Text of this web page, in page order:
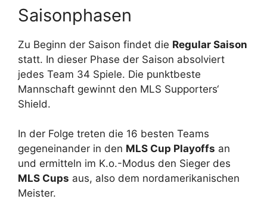
Saisonphasen
Zu Beginn der Saison findet die Regular Saison
statt. In dieser Phase der Saison absolviert
jedes Team 34 Spiele. Die punktbeste
Mannschaft gewinnt den MLS Supporters‘
Shield.
In der Folge treten die 16 besten Teams
gegeneinander in den MLS Cup Playoffs an
und ermitteln im K.o.-Modus den Sieger des
MLS Cups aus, also dem nordamerikanischen
Meister.